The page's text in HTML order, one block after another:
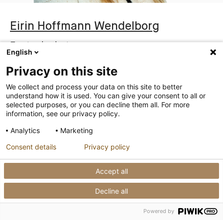
Eirin Hoffmann Wendelborg
98 81 18 73
ehw@raederbing.no
English
Privacy on this site
We collect and process your data on this site to better
understand how it is used. You can give your consent to all or
selected purposes, or you can decline them all. For more
information, see our privacy policy.
Analytics
Marketing
Accept all
Decline all
Consent details Privacy policy
Powered by